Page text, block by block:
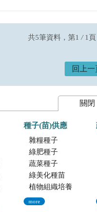
共5筆資料，第1 / 1
回上一
關閉
種子(苗)供應
雜糧種子
綠肥種子
蔬菜種子
綠美化種苗
植物組織培養
more